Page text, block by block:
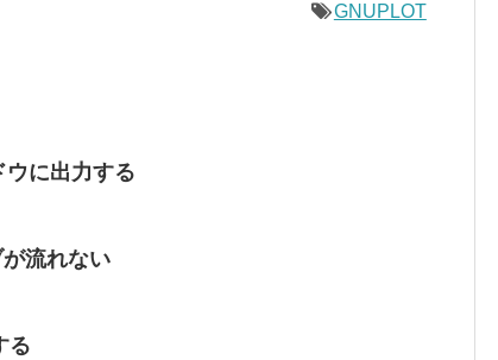
GNUPLOT
ウに出力する
流れない
る